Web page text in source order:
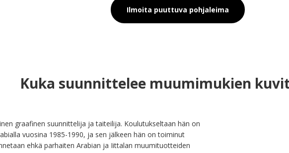
Ilmoita puuttuva pohjaleima
Kuka suunnittelee muumimukien
graafinen suunnittelija ja taiteilija. Koulutukseltaan hän on
vuosina 1985-1990, ja sen jälkeen hän on toiminut
ehkä parhaiten Arabian ja Iittalan muumituotteiden